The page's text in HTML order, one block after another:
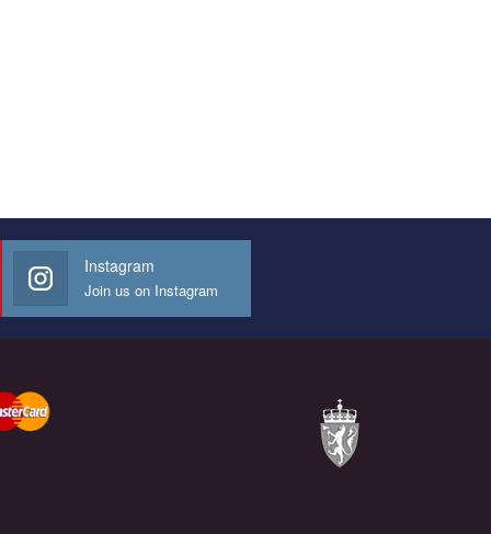
Instagram
Join us on Instagram